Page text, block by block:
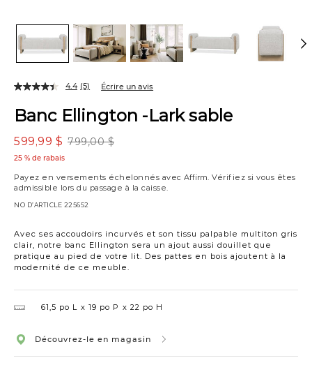
Banc Ellington -Lark sable
799,00 $
599,99 $
25 % de rabais
Payez en versements échelonnés avec Affirm. Vérifiez si vous êtes
admissible lors du passage à la caisse.
NO D’ARTICLE 225652
Avec ses accoudoirs incurvés et son tissu palpable multiton gris
clair, notre banc Ellington sera un ajout aussi douillet que
pratique au pied de votre lit. Des pattes en bois ajoutent à la
modernité de ce meuble.
4.4 (5) Écrire un avis
61,5 po L 19 po P 22 po H
Découvrez-le en magasin